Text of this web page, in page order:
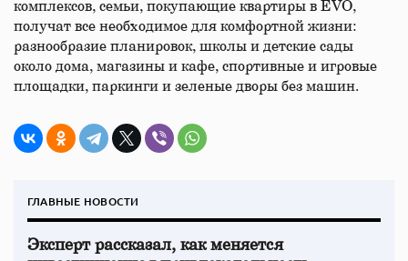
комплексов, семьи, покупающие квартиры в EVO,
получат все необходимое для комфортной жизни:
разнообразие планировок, школы и детские сады
около дома, магазины и кафе, спортивные и игровые
площадки, паркинги и зеленые дворы без машин.
ГЛАВНЫЕ НОВОСТИ
Эксперт рассказал, как меняется